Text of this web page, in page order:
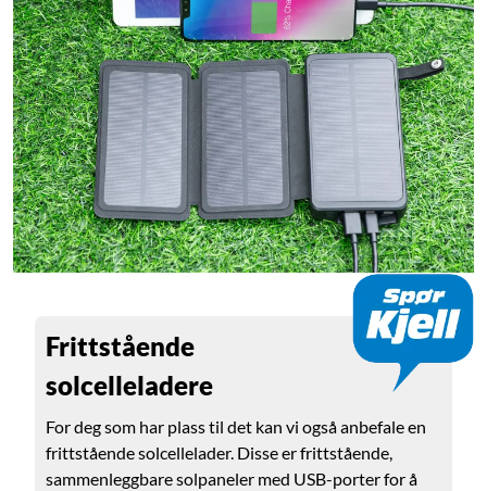
Frittstående
solcelleladere
For deg som har plass til det kan vi også anbefale en
frittstående solcellelader. Disse er frittstående,
sammenleggbare solpaneler med USB-porter for å